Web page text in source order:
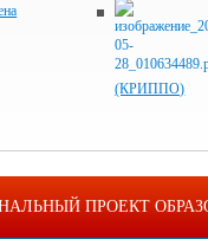
(КРИППО)
ПРОЕКТ